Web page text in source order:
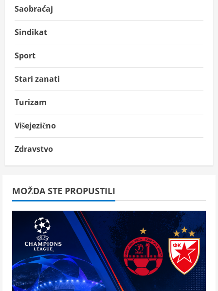
Saobraćaj
Sindikat
Sport
Stari zanati
Turizam
Višejezično
Zdravstvo
MOŽDA STE PROPUSTILI